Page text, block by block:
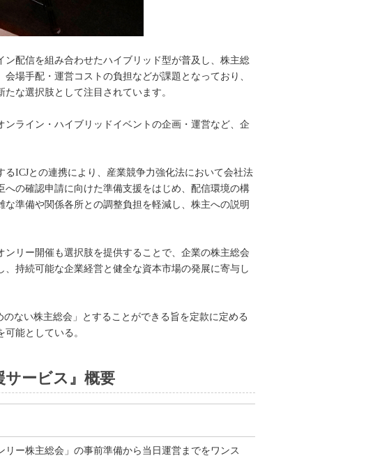
配信を組み合わせたハイブリッド型が普及し、株主総
場手配・運営コストの負担などが課題となっており、
な選択肢として注目されています。
ライン・ハイブリッドイベントの企画・運営など、企
ICJとの連携により、産業競争力強化法において会社法
の確認申請に向けた準備支援をはじめ、配信環境の構
準備や関係各所との調整負担を軽減し、株主への説明
リー開催も選択肢を提供することで、企業の株主総会
持続可能な企業経営と健全な資本市場の発展に寄与し
ない株主総会」とすることができる旨を定款に定める
能としている。
サービス』概要
ー株主総会」の事前準備から当日運営までをワンス